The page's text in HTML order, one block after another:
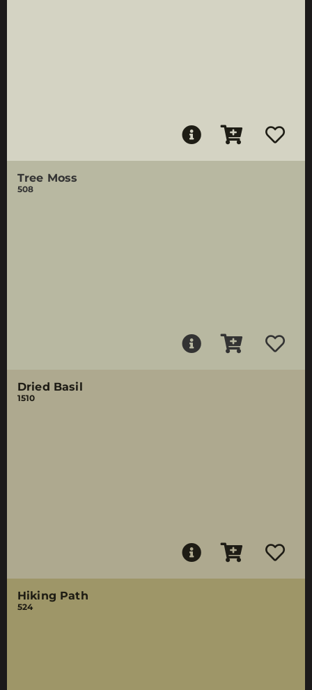
Tree Moss
508
Dried Basil
1510
Hiking Path
524